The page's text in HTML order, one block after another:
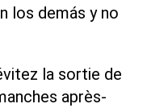
los demás y no
la sortie de
après-